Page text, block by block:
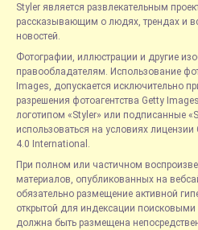
Styler является развлекательным
рассказывающим о людях, трендах и
новостей.
Фотографии, иллюстрации и другие
правообладателям. Использование
Images, допускается исключительно
разрешения фотоагентства Getty
логотипом «Styler» или подписанные
использоваться на условиях
4.0 International.
При полном или частичном
материалов, опубликованных на
обязательно размещение активной
открытой для индексации
должна быть размещена